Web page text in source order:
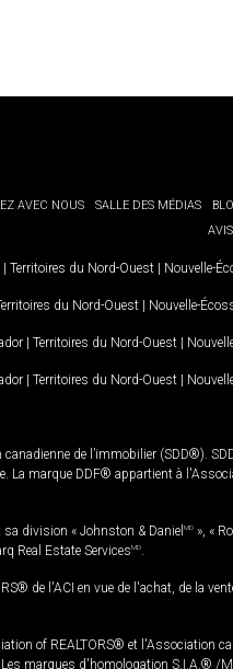
AVEC NOUS SALLE DES MÉDIAS
| Territoires du Nord-Ouest | Nouvelle-
du Nord-Ouest | Nouvelle-
| Territoires du Nord-Ouest |
| Territoires du Nord-Ouest |
de l’immobilier (SDD®).
marque DDF® appartient à
sa division « Johnston & Daniel MD », «
Real Estate ServicesMD
de l'ACI en vue de l'achat, de la
of REALTORS® et l'Association
marques d'homologation S.I.A.® /